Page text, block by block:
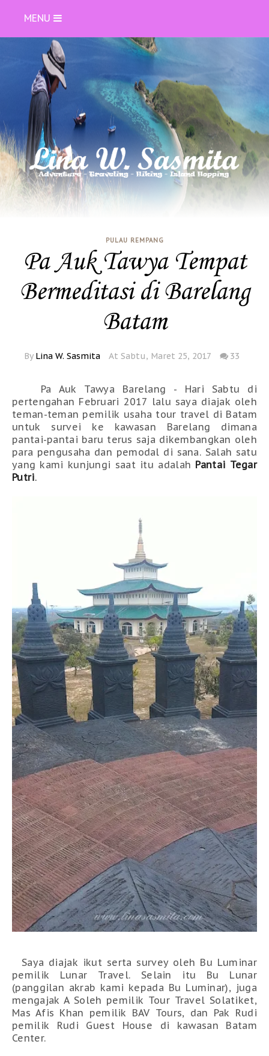
MENU
PULAU REMPANG
Pa Auk Tawya Tempat
Bermeditasi di Barelang
Batam
By Lina W. Sasmita At Sabtu, Maret 25, 2017 33
Pa Auk Tawya Barelang - Hari Sabtu di
pertengahan Februari 2017 lalu saya diajak oleh
teman-teman pemilik usaha tour travel di Batam
untuk survei ke kawasan Barelang dimana
pantai-pantai baru terus saja dikembangkan oleh
para pengusaha dan pemodal di sana. Salah satu
yang kami kunjungi saat itu adalah Pantai Tegar
Putri.
Saya diajak ikut serta survey oleh Bu Luminar
pemilik Lunar Travel. Selain itu Bu Lunar
(panggilan akrab kami kepada Bu Luminar), juga
mengajak A Soleh pemilik Tour Travel Solatiket,
Mas Afis Khan pemilik BAV Tours, dan Pak Rudi
pemilik Rudi Guest House di kawasan Batam
Center.